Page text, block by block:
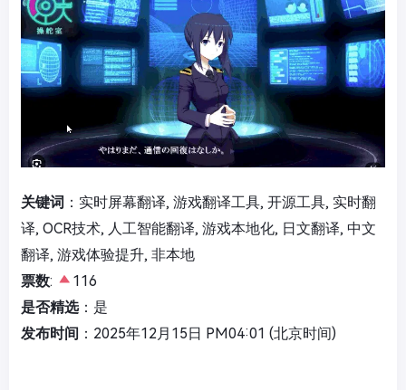
关键词 ：实时屏幕翻译, 游戏翻译工具, 开源工具, 实时翻
译, OCR技术, 人工智能翻译, 游戏本地化, 日文翻译, 中文
翻译, 游戏体验提升, 非本地
票数:
116
是否精选：是
发布时间 ：2025年12月15日 PM04:01 (北京时间)